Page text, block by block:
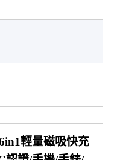
輕量磁吸快充